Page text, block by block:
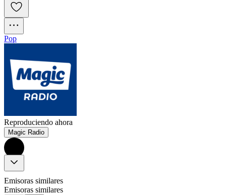
Pop
Reproduciendo ahora
Magic Radio
Emisoras similares
Emisoras similares